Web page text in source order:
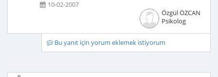
10-02-2007
Özgül ÖZCAN
Psikolog
Bu yanıt için yorum eklemek istiyorum